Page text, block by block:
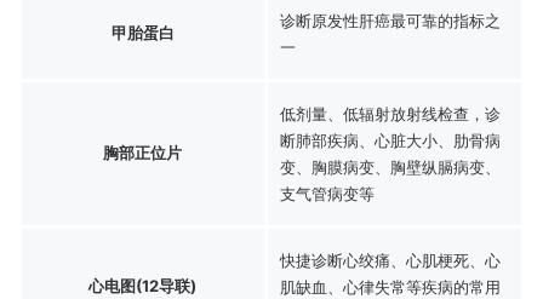
甲胎蛋白
诊断原发性肝癌最可靠的指标之
一
胸部正位片
低剂量、低辐射放射线检查，诊
断肺部疾病、心脏大小、肋骨病
变、胸膜病变、胸壁纵膈病变、
支气管病变等
心电图(12导联)
快捷诊断心绞痛、心肌梗死、心
肌缺血、心律失常等疾病的常用